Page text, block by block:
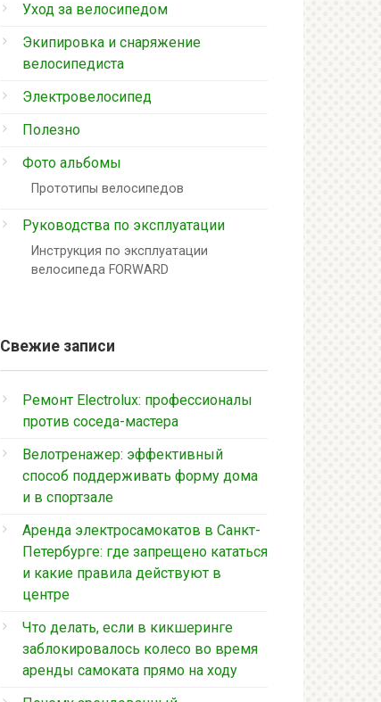
Уход за велосипедом
Экипировка и снаряжение
велосипедиста
Электровелосипед
Полезно
Фото альбомы
Прототипы велосипедов
Руководства по эксплуатации
Инструкция по эксплуатации
велосипеда FORWARD
Свежие записи
Ремонт Electrolux: профессионалы
против соседа-мастера
Велотренажер: эффективный
способ поддерживать форму дома
и в спортзале
Аренда электросамокатов в Санкт-
Петербурге: где запрещено кататься
и какие правила действуют в
центре
Что делать, если в кикшеринге
заблокировалось колесо во время
аренды самоката прямо на ходу